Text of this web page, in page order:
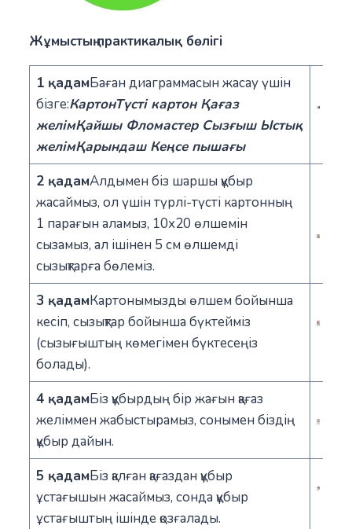
Жұмыстың практикалық бөлігі
1 қадамБаған диаграммасын жасау үшін
бізге:КартонТүсті картон Қағаз
желімҚайшы Фломастер Сызғыш Ыстық
желімҚарындаш Кеңсе пышағы
2 қадамАлдымен біз шаршы құбыр
жасаймыз, ол үшін түрлі-түсті картонның
1 парағын аламыз, 10х20 өлшемін
сызамыз, ал ішінен 5 см өлшемді
сызықтарға бөлеміз.
3 қадамКартонымызды өлшем бойынша
кесіп, сызықтар бойынша бүктейміз
(сызығыштың көмегімен бүктесеңіз
болады).
4 қадамБіз құбырдың бір жағын қағаз
желіммен жабыстырамыз, сонымен біздің
құбыр дайын.
5 қадамБіз қалған қағаздан құбыр
ұстағышын жасаймыз, сонда құбыр
ұстағыштың ішінде қозғалады.